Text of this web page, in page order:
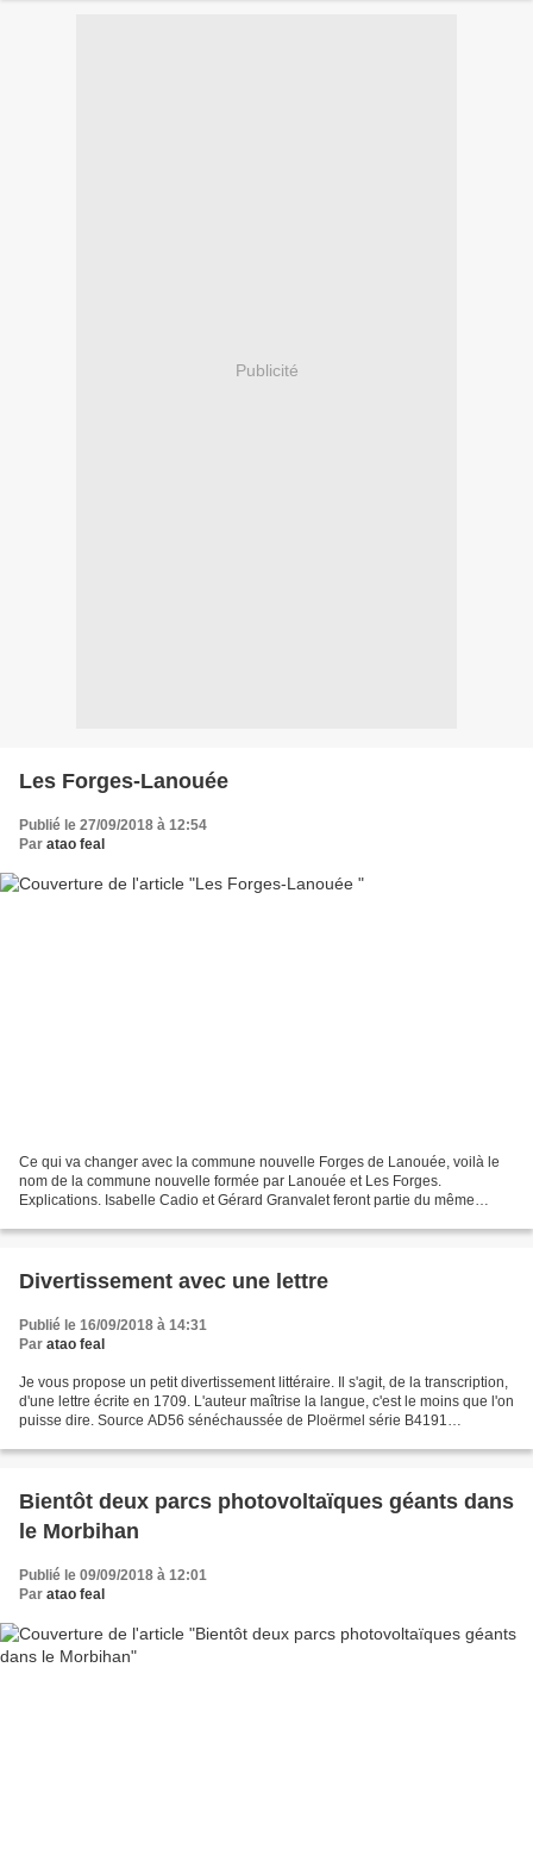
Publicité
Les Forges-Lanouée
Publié le 27/09/2018 à 12:54
Par atao feal
Ce qui va changer avec la commune nouvelle Forges de Lanouée, voilà le
nom de la commune nouvelle formée par Lanouée et Les Forges.
Explications. Isabelle Cadio et Gérard Granvalet feront partie du même
Divertissement avec une lettre
Publié le 16/09/2018 à 14:31
Par atao feal
Je vous propose un petit divertissement littéraire. Il s'agit, de la transcription,
d'une lettre écrite en 1709. L'auteur maîtrise la langue, c'est le moins que l'on
puisse dire. Source AD56 sénéchaussée de Ploërmel série B4191
Bientôt deux parcs photovoltaïques géants dans
le Morbihan
Publié le 09/09/2018 à 12:01
Par atao feal